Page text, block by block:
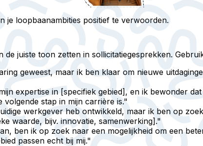
je loopbaanambities positief te verwoorden.
juiste toon zetten in sollicitatiegesprekken.
geweest, maar ik ben klaar om nieuwe
expertise in [specifiek gebied], en ik bewonder
stap in mijn carrière is."
werkgever heb ontwikkeld, maar ik ben op
waarde, bijv. innovatie, samenwerking]."
ben ik op zoek naar een mogelijkheid om een
passen echt bij mij."